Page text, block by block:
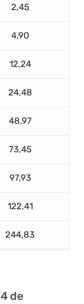
2,45
4,90
12,24
24,48
48,97
73,45
97,93
122,41
244,83
de